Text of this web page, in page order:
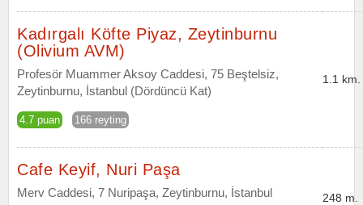
Kadırgalı Köfte Piyaz, Zeytinburnu
(Olivium AVM)
Profesör Muammer Aksoy Caddesi, 75 Beştelsiz,
Zeytinburnu, İstanbul (Dördüncü Kat)
4.7 puan 166 reyting
1.1 km.
Cafe Keyif, Nuri Paşa
Merv Caddesi, 7 Nuripaşa, Zeytinburnu, İstanbul 248 m.